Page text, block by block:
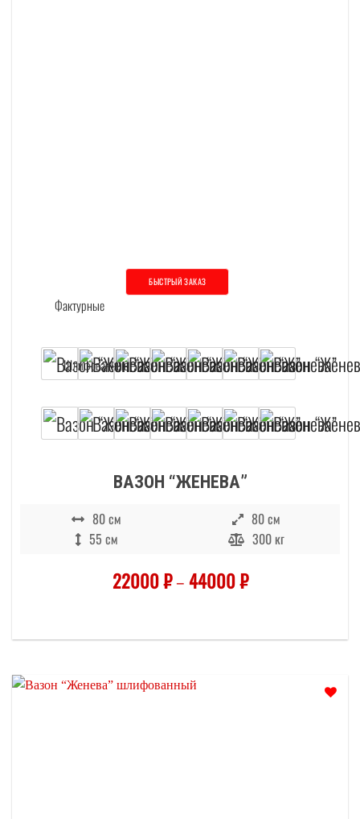
БЫСТРЫЙ ЗАКАЗ
ВАЗОН “ЖЕНЕВА”
80 см
80 см
55 см
300 кг
22000₽–44000₽